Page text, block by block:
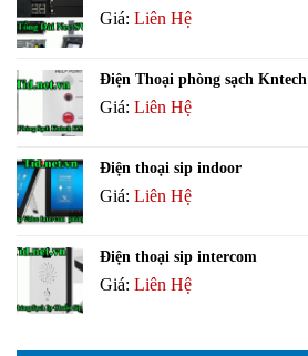
Giá: Liên Hệ
Điện Thoại phòng sạch Kntech
Giá: Liên Hệ
Điện thoại sip indoor
Giá: Liên Hệ
Điện thoại sip intercom
Giá: Liên Hệ